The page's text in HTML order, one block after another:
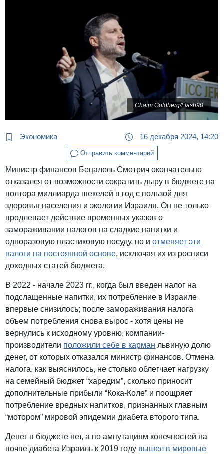
Chaim Goldberg/Flash90
Экономика 16 декабря 2024, 14:20
Отправить комментарий
Министр финансов Бецалель Смотрич окончательно
отказался от возможности сократить дыру в бюджете на
полтора миллиарда шекелей в год с пользой для
здоровья населения и экологии Израиля. Он не только
продлевает действие временных указов о
замораживании налогов на сладкие напитки и
одноразовую пластиковую посуду, но иотменяет эти
налоги на постоянной основе, исключая их из росписи
доходных статей бюджета.
В 2022 - начале 2023 гг., когда был введен налог на
подслащенные напитки, их потребление в Израиле
впервые снизилось; после замораживания налога
объем потребления снова вырос - хотя цены не
вернулись к исходному уровню, компании-
производители положили себе в карман львиную долю
денег, от которых отказался министр финансов. Отмена
налога, как выяснилось, не столько облегчает нагрузку
на семейный бюджет “харедим”, сколько приносит
дополнительные прибыли “Кока-Коле” и поощряет
потребление вредных напитков, признанных главным
“мотором” мировой эпидемии диабета второго типа.
Денег в бюджете нет, а по ампутациям конечностей на
почве диабета Израиль к 2019 году вышел в мировые